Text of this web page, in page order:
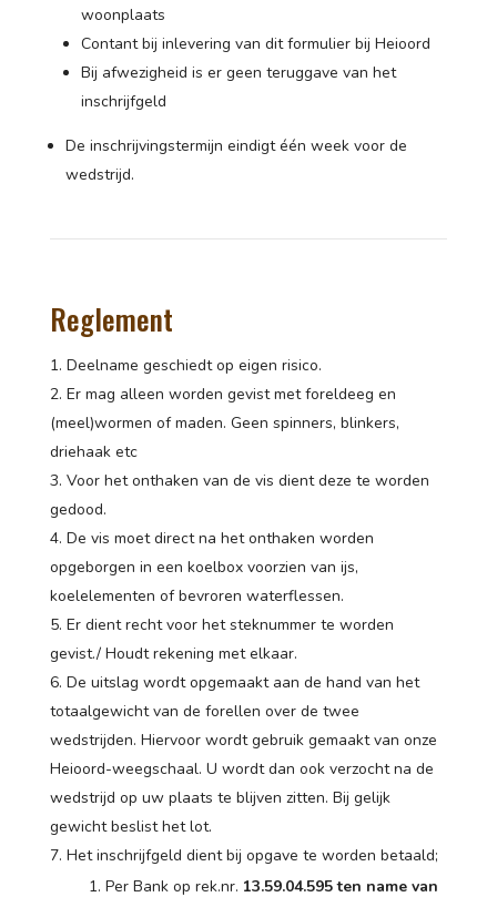
woonplaats
Contant bij inlevering van dit formulier bij Heioord
Bij afwezigheid is er geen teruggave van het
inschrijfgeld
De inschrijvingstermijn eindigt één week voor de
wedstrijd.
Reglement
Deelname geschiedt op eigen risico.
Er mag alleen worden gevist met foreldeeg en
(meel)wormen of maden. Geen spinners, blinkers,
driehaak etc
Voor het onthaken van de vis dient deze te worden
gedood.
De vis moet direct na het onthaken worden
opgeborgen in een koelbox voorzien van ijs,
koelelementen of bevroren waterflessen.
Er dient recht voor het steknummer te worden
gevist./ Houdt rekening met elkaar.
De uitslag wordt opgemaakt aan de hand van het
totaalgewicht van de forellen over de twee
wedstrijden. Hiervoor wordt gebruik gemaakt van onze
Heioord-weegschaal. U wordt dan ook verzocht na de
wedstrijd op uw plaats te blijven zitten. Bij gelijk
gewicht beslist het lot.
Het inschrijfgeld dient bij opgave te worden betaald;
Per Bank op rek.nr. 13.59.04.595 ten name van